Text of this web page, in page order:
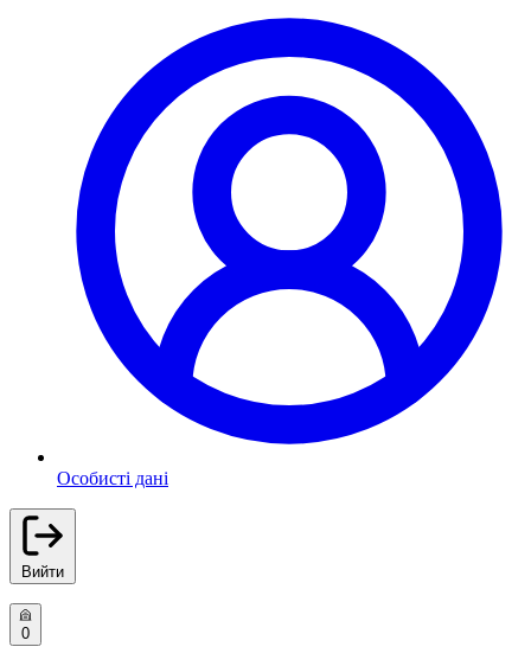
Особисті дані
Вийти
0